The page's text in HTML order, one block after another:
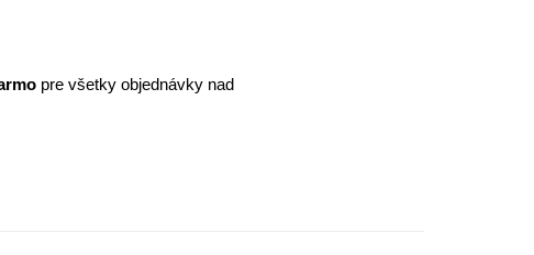
pre všetky objednávky nad